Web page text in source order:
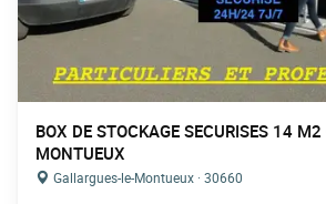
BOX DE STOCKAGE SECURISES 14
MONTUEUX
Gallargues-le-Montueux · 30660